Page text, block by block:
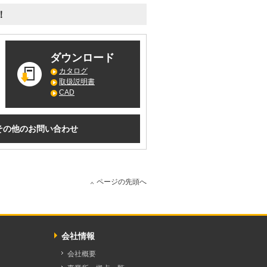
ダウンロード
カタログ
取扱説明書
CAD
の他のお問い合わせ
ページの先頭へ
会社情報
会社概要